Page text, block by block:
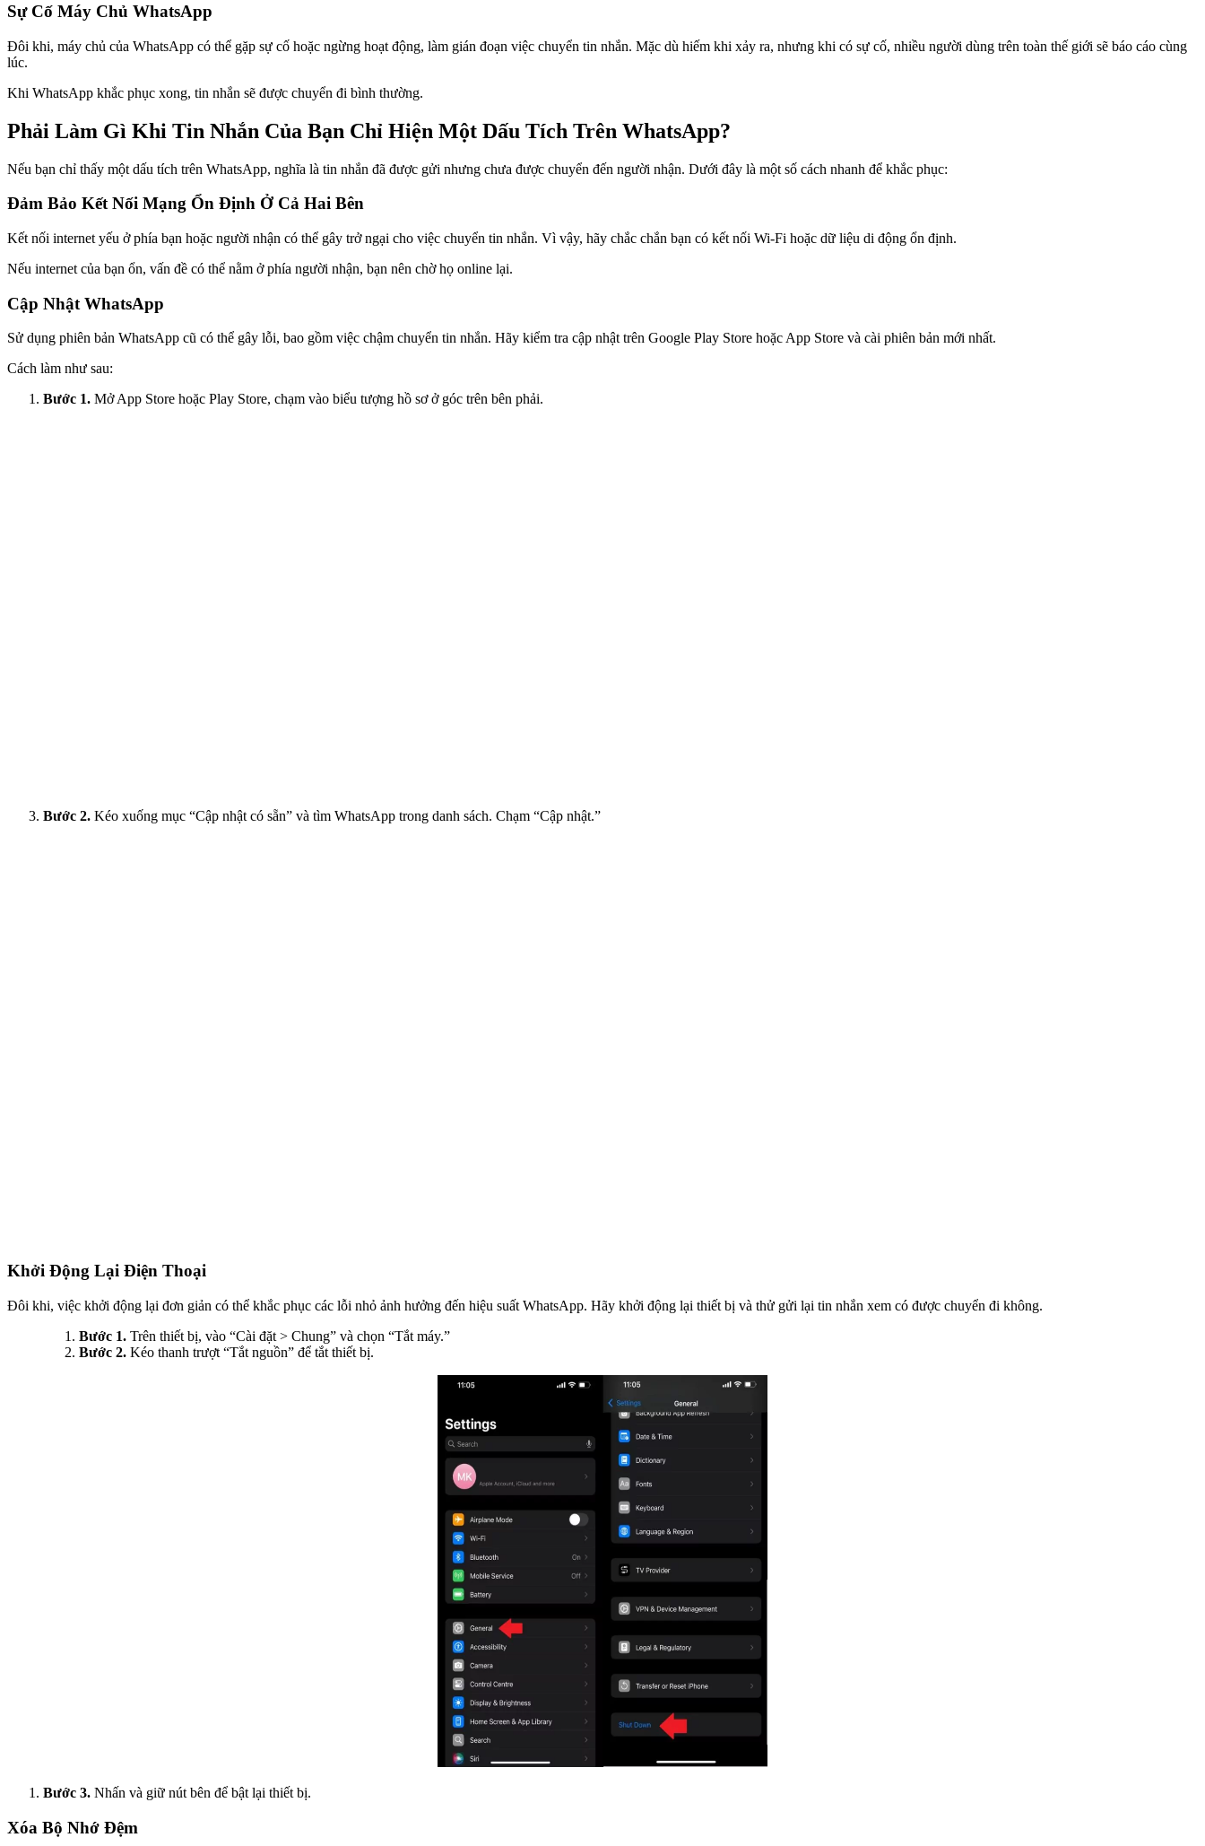
Sự Cố Máy Chủ WhatsApp
Đôi khi, máy chủ của WhatsApp có thể gặp sự cố hoặc ngừng hoạt động, làm gián đoạn việc chuyển tin nhắn. Mặc dù hiếm khi xảy ra, nhưng khi có sự cố, nhiều người dùng trên toàn thế giới sẽ báo cáo cùng
lúc.
Khi WhatsApp khắc phục xong, tin nhắn sẽ được chuyển đi bình thường.
Phải Làm Gì Khi Tin Nhắn Của Bạn Chỉ Hiện Một Dấu Tích Trên WhatsApp?
Nếu bạn chỉ thấy một dấu tích trên WhatsApp, nghĩa là tin nhắn đã được gửi nhưng chưa được chuyển đến người nhận. Dưới đây là một số cách nhanh để khắc phục:
Đảm Bảo Kết Nối Mạng Ổn Định Ở Cả Hai Bên
Kết nối internet yếu ở phía bạn hoặc người nhận có thể gây trở ngại cho việc chuyển tin nhắn. Vì vậy, hãy chắc chắn bạn có kết nối Wi-Fi hoặc dữ liệu di động ổn định.
Nếu internet của bạn ổn, vấn đề có thể nằm ở phía người nhận, bạn nên chờ họ online lại.
Cập Nhật WhatsApp
Sử dụng phiên bản WhatsApp cũ có thể gây lỗi, bao gồm việc chậm chuyển tin nhắn. Hãy kiểm tra cập nhật trên Google Play Store hoặc App Store và cài phiên bản mới nhất.
Cách làm như sau:
Bước 1. Mở App Store hoặc Play Store, chạm vào biểu tượng hồ sơ ở góc trên bên phải.
Bước 2. Kéo xuống mục “Cập nhật có sẵn” và tìm WhatsApp trong danh sách. Chạm “Cập nhật.”
Khởi Động Lại Điện Thoại
Đôi khi, việc khởi động lại đơn giản có thể khắc phục các lỗi nhỏ ảnh hưởng đến hiệu suất WhatsApp. Hãy khởi động lại thiết bị và thử gửi lại tin nhắn xem có được chuyển đi không.
Bước 1. Trên thiết bị, vào “Cài đặt > Chung” và chọn “Tắt máy.”
Bước 2. Kéo thanh trượt “Tắt nguồn” để tắt thiết bị.
Bước 3. Nhấn và giữ nút bên để bật lại thiết bị.
Xóa Bộ Nhớ Đệm